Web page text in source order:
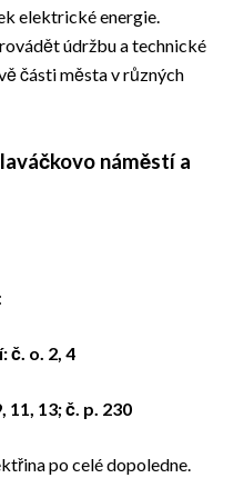
elektrické energie.
údržbu a technické
části města v různých
náměstí a
č. o. 2, 4
11, 13; č. p. 230
po celé dopoledne.